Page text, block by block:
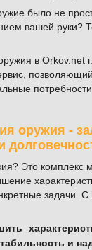
было не
вашей руки?
в Orkov.net
потребности.
оружия -
Это комплекс
задачи.
и